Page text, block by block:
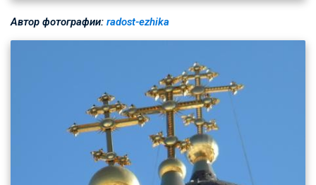
Автор фотографии: radost-ezhika